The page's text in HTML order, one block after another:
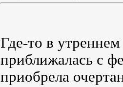
Где-то в утреннем
приближалась с
приобрела